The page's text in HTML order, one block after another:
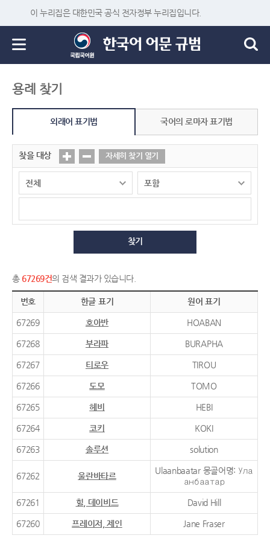
이 누리집은 대한민국 공식 전자정부 누리집입니다.
용례 찾기
외래어 표기법 국어의 로마자 표기법
찾을 대상 자세히 찾기 열기
찾기
총 67269건의 검색 결과가 있습니다.
번호 한글 표기 원어 표기
67269 호아반 HOABAN
67268 부라파 BURAPHA
67267 티로우 TIROU
67266 도모 TOMO
67265 헤비 HEBI
67264 코키 KOKI
67263 솔루션 solution
67262 울란바타르
Ulaanbaatar 몽골어명: Ула
анбаатар
67261 힐, 데이비드 David Hill
67260 프레이저, 제인 Jane Fraser